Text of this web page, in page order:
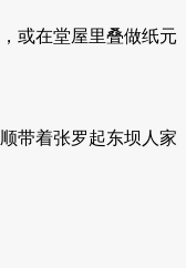
或在堂屋里叠做纸元
带着张罗起东坝人家